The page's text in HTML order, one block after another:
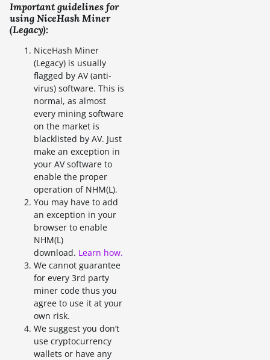
Important guidelines for
using NiceHash Miner
(Legacy):
NiceHash Miner
(Legacy) is usually
flagged by AV (anti-
virus) software. This is
normal, as almost
every mining software
on the market is
blacklisted by AV. Just
make an exception in
your AV software to
enable the proper
operation of NHM(L).
You may have to add
an exception in your
browser to enable
NHM(L)
download. Learn how.
We cannot guarantee
for every 3rd party
miner code thus you
agree to use it at your
own risk.
We suggest you don’t
use cryptocurrency
wallets or have any